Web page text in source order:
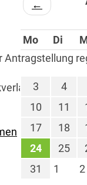
und
im Ausmaß
←
Mo Di
3
4
10
11
17
18
24
25
31
1 2